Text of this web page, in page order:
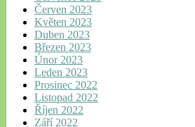
Červen 2023
Květen 2023
Duben 2023
Březen 2023
Únor 2023
Leden 2023
Prosinec 2022
Listopad 2022
Říjen 2022
Září 2022